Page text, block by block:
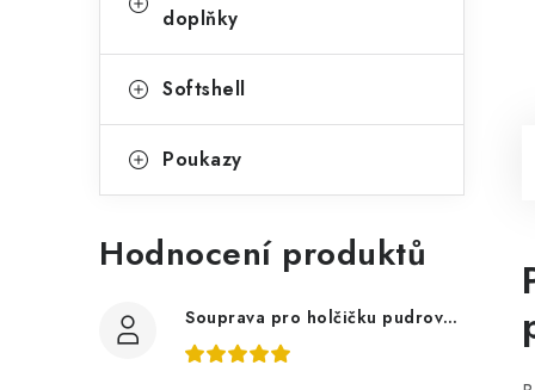
doplňky
Softshell
Poukazy
Hodnocení produktů
Souprava pro holčičku pudrově růžová, ptáčci květy